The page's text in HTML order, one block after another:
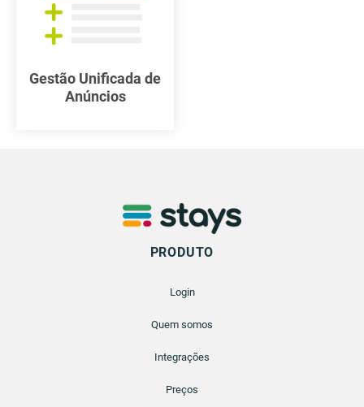
Gestão Unificada de
Anúncios
PRODUTO
Login
Quem somos
Integrações
Preços